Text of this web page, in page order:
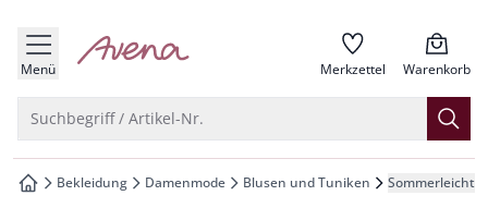
springen
springen
springen
springen
Menü zur Startseite Merkzettel Warenkorb
Suchbegriff / Artikel-Nr.
zur Startseite
Bekleidung Damenmode Blusen und Tuniken Sommerleicht-